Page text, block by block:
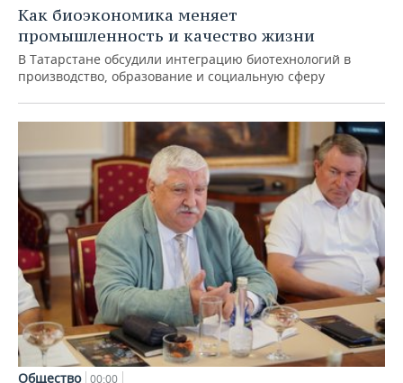
Как биоэкономика меняет
промышленность и качество жизни
В Татарстане обсудили интеграцию биотехнологий в
производство, образование и социальную сферу
Общество 00:00